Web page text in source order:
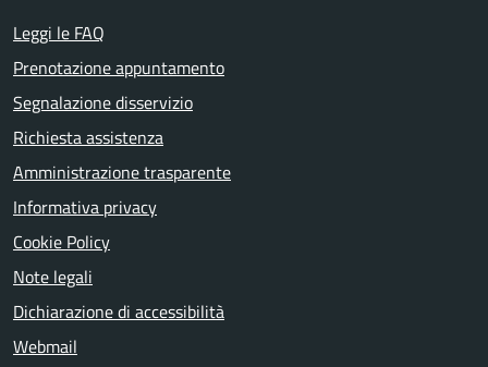
Leggi le FAQ
Prenotazione appuntamento
Segnalazione disservizio
Richiesta assistenza
Amministrazione trasparente
Informativa privacy
Cookie Policy
Note legali
Dichiarazione di accessibilità
Webmail